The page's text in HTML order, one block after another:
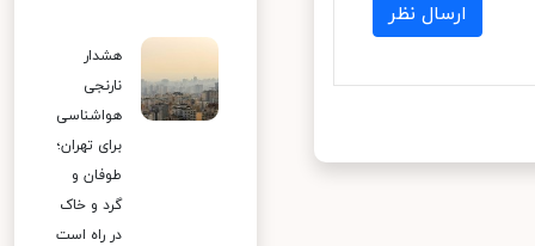
ارسال نظر
هشدار
نارنجی
هواشناسی
برای تهران؛
طوفان و
گرد و خاک
در راه است